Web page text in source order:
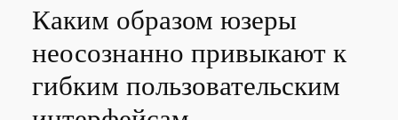
Каким образом юзеры
неосознанно привыкают к
гибким пользовательским